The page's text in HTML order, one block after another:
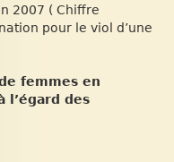
2007 ( Chiffre
pour le viol d’une
femmes en
l’égard des